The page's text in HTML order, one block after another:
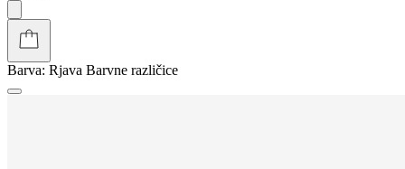
Barva: Rjava Barvne različice